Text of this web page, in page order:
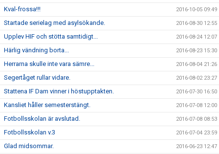
Kval-frossa!!! 2016-10-05 09:49
Startade serielag med asylsökande. 2016-08-30 12:55
Upplev HIF och stötta samtidigt... 2016-08-24 12:07
Härlig vändning borta... 2016-08-23 15:30
Herrarna skulle inte vara sämre... 2016-08-04 21:26
Segertåget rullar vidare. 2016-08-02 23:27
Stattena IF Dam vinner i höstupptakten. 2016-07-30 16:50
Kansliet håller semesterstängt. 2016-07-08 12:00
Fotbollsskolan är avslutad. 2016-07-08 08:53
Fotbollsskolan v.3 2016-07-04 23:59
Glad midsommar. 2016-06-23 12:47